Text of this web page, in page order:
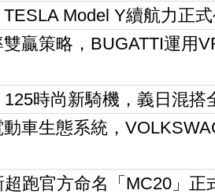
Model Y續航力正
贏策略，BUGATTI運用
時尚新騎機，義日混搭
車生態系統，
跑官方命名「MC20」正